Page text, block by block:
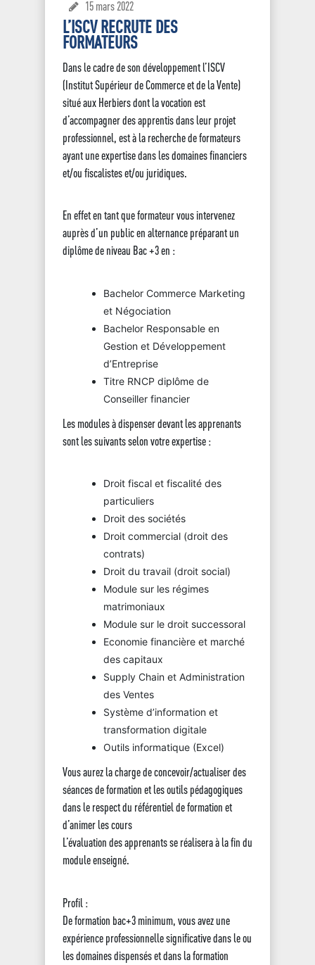
15 mars 2022
L’ISCV RECRUTE DES
FORMATEURS
Dans le cadre de son développement l’ISCV
(Institut Supérieur de Commerce et de la Vente)
situé aux Herbiers dont la vocation est
d’accompagner des apprentis dans leur projet
professionnel, est à la recherche de formateurs
ayant une expertise dans les domaines financiers
et/ou fiscalistes et/ou juridiques.
En effet en tant que formateur vous intervenez
auprès d’un public en alternance préparant un
diplôme de niveau Bac +3 en :
Bachelor Commerce Marketing
et Négociation
Bachelor Responsable en
Gestion et Développement
d’Entreprise
Titre RNCP diplôme de
Conseiller financier
Les modules à dispenser devant les apprenants
sont les suivants selon votre expertise :
Droit fiscal et fiscalité des
particuliers
Droit des sociétés
Droit commercial (droit des
contrats)
Droit du travail (droit social)
Module sur les régimes
matrimoniaux
Module sur le droit successoral
Economie financière et marché
des capitaux
Supply Chain et Administration
des Ventes
Système d’information et
transformation digitale
Outils informatique (Excel)
Vous aurez la charge de concevoir/actualiser des
séances de formation et les outils pédagogiques
dans le respect du référentiel de formation et
d’animer les cours
L’évaluation des apprenants se réalisera à la fin du
module enseigné.
Profil :
De formation bac+3 minimum, vous avez une
expérience professionnelle significative dans le ou
les domaines dispensés et dans la formation